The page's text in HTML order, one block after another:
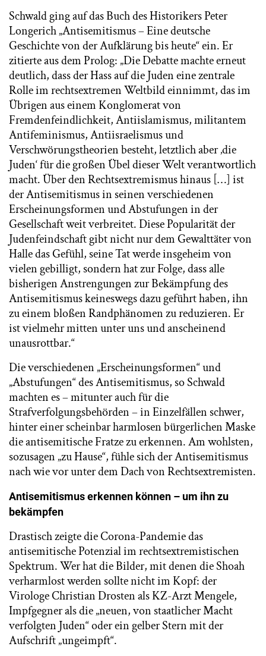
Schwald ging auf das Buch des Historikers Peter
Longerich „Antisemitismus – Eine deutsche
Geschichte von der Aufklärung bis heute“ ein. Er
zitierte aus dem Prolog: „Die Debatte machte erneut
deutlich, dass der Hass auf die Juden eine zentrale
Rolle im rechtsextremen Weltbild einnimmt, das im
Übrigen aus einem Konglomerat von
Fremdenfeindlichkeit, Antiislamismus, militantem
Antifeminismus, Antiisraelismus und
Verschwörungstheorien besteht, letztlich aber ‚die
Juden‘ für die großen Übel dieser Welt verantwortlich
macht. Über den Rechtsextremismus hinaus […] ist
der Antisemitismus in seinen verschiedenen
Erscheinungsformen und Abstufungen in der
Gesellschaft weit verbreitet. Diese Popularität der
Judenfeindschaft gibt nicht nur dem Gewalttäter von
Halle das Gefühl, seine Tat werde insgeheim von
vielen gebilligt, sondern hat zur Folge, dass alle
bisherigen Anstrengungen zur Bekämpfung des
Antisemitismus keineswegs dazu geführt haben, ihn
zu einem bloßen Randphänomen zu reduzieren. Er
ist vielmehr mitten unter uns und anscheinend
unausrottbar.“
Die verschiedenen „Erscheinungsformen“ und
„Abstufungen“ des Antisemitismus, so Schwald
machten es – mitunter auch für die
Strafverfolgungsbehörden – in Einzelfällen schwer,
hinter einer scheinbar harmlosen bürgerlichen Maske
die antisemitische Fratze zu erkennen. Am wohlsten,
sozusagen „zu Hause“, fühle sich der Antisemitismus
nach wie vor unter dem Dach von Rechtsextremisten.
Antisemitismus erkennen können – um ihn zu
bekämpfen
Drastisch zeigte die Corona-Pandemie das
antisemitische Potenzial im rechtsextremistischen
Spektrum. Wer hat die Bilder, mit denen die Shoah
verharmlost werden sollte nicht im Kopf: der
Virologe Christian Drosten als KZ-Arzt Mengele,
Impfgegner als die „neuen, von staatlicher Macht
verfolgten Juden“ oder ein gelber Stern mit der
Aufschrift „ungeimpft“.